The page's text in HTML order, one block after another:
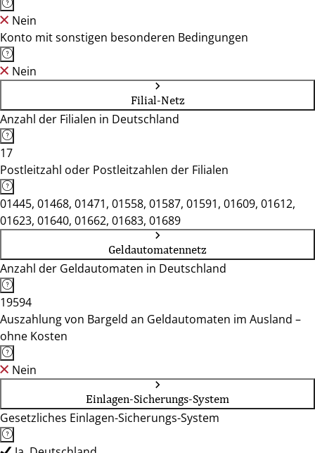
Nein
Konto mit sonstigen besonderen Bedingungen
Nein
Filial-Netz
Anzahl der Filialen in Deutschland
17
Postleitzahl oder Postleitzahlen der Filialen
01445, 01468, 01471, 01558, 01587, 01591, 01609, 01612,
01623, 01640, 01662, 01683, 01689
Geldautomatennetz
Anzahl der Geldautomaten in Deutschland
19594
Auszahlung von Bargeld an Geldautomaten im Ausland –
ohne Kosten
Nein
Einlagen-Sicherungs-System
Gesetzliches Einlagen-Sicherungs-System